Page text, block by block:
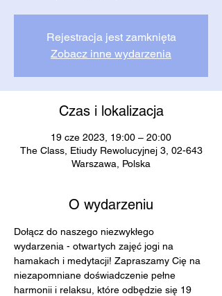
Rejestracja jest zamknięta
Zobacz inne wydarzenia
Czas i lokalizacja
19 cze 2023, 19:00 – 20:00
The Class, Etiudy Rewolucyjnej 3, 02-643
Warszawa, Polska
O wydarzeniu
Dołącz do naszego niezwykłego
wydarzenia - otwartych zajęć jogi na
hamakach i medytacji! Zapraszamy Cię na
niezapomniane doświadczenie pełne
harmonii i relaksu, które odbędzie się 19